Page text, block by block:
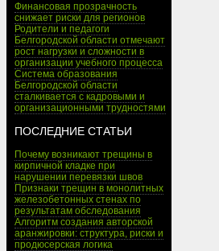
Финансовая прозрачность
снижает риски для регионов
Родители и педагоги
Белгородской области отмечают
рост нагрузки и сложности в
организации учебного процесса
Система образования
Белгородской области
сталкивается с кадровыми и
организационными трудностями
ПОСЛЕДНИЕ СТАТЬИ
Почему возникают трещины в
кирпичной кладке при
нарушении перевязки швов
Признаки трещин в монолитных
железобетонных стенах по
результатам обследования
Алгоритм создания авторской
аранжировки: структура, риски и
продюсерская логика